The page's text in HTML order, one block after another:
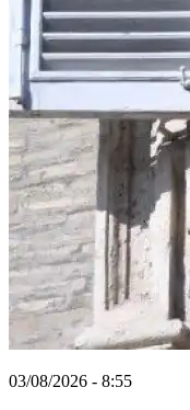
03/08/2026 - 8:55